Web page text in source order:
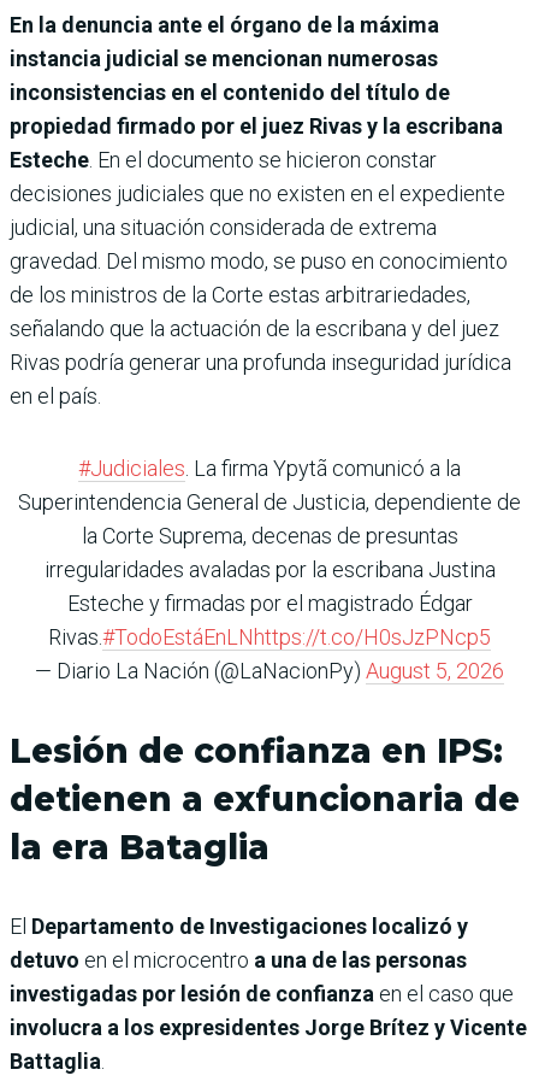
En la denuncia ante el órgano de la máxima
instancia judicial se mencionan numerosas
inconsistencias en el contenido del título de
propiedad firmado por el juez Rivas y la escribana
Esteche . En el documento se hicieron constar
decisiones judiciales que no existen en el expediente
judicial, una situación considerada de extrema
gravedad. Del mismo modo, se puso en conocimiento
de los ministros de la Corte estas arbitrariedades,
señalando que la actuación de la escribana y del juez
Rivas podría generar una profunda inseguridad jurídica
en el país.
#Judiciales . La firma Ypytã comunicó a la
Superintendencia General de Justicia, dependiente de
la Corte Suprema, decenas de presuntas
irregularidades avaladas por la escribana Justina
Esteche y firmadas por el magistrado Édgar
Rivas.#TodoEstáEnLNhttps://t.co/H0sJzPNcp5
— Diario La Nación (@LaNacionPy) August 5, 2026
Lesión de confianza en IPS:
detienen a exfuncionaria de
la era Bataglia
El Departamento de Investigaciones localizó y
detuvo en el microcentro a una de las personas
investigadas por lesión de confianza en el caso que
involucra a los expresidentes Jorge Brítez y Vicente
Battaglia